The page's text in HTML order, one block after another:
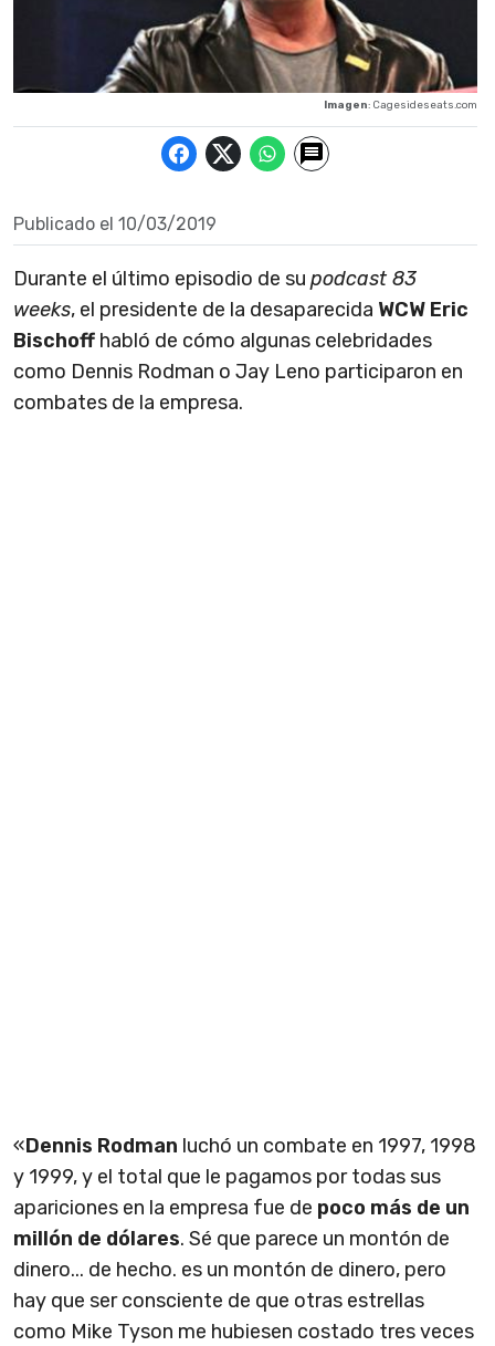
Imagen: Cagesideseats.com
Publicado el 10/03/2019
Durante el último episodio de su podcast 83
weeks, el presidente de la desaparecida WCW Eric
Bischoff habló de cómo algunas celebridades
como Dennis Rodman o Jay Leno participaron en
combates de la empresa.
«Dennis Rodman luchó un combate en 1997, 1998
y 1999, y el total que le pagamos por todas sus
apariciones en la empresa fue de poco más de un
millón de dólares. Sé que parece un montón de
dinero... de hecho. es un montón de dinero, pero
hay que ser consciente de que otras estrellas
como Mike Tyson me hubiesen costado tres veces